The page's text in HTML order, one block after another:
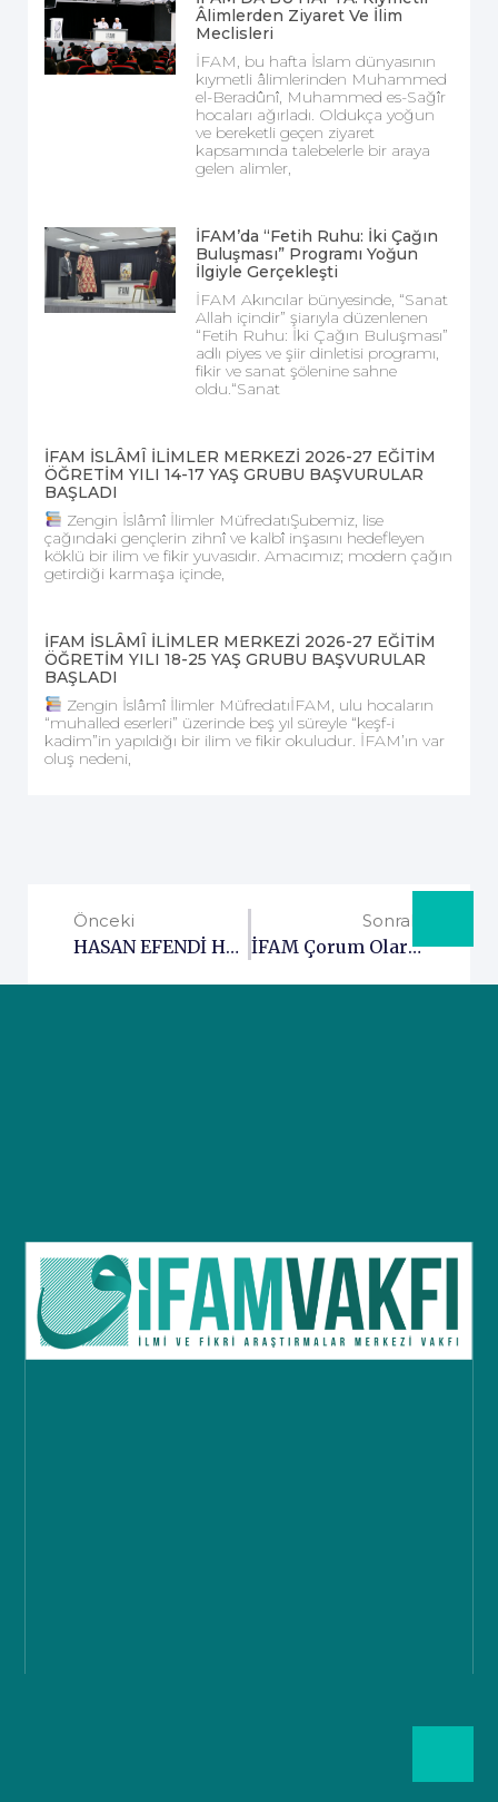
Âlimlerden Ziyaret Ve İlim
Meclisleri
İFAM, bu hafta İslam dünyasının
kıymetli âlimlerinden Muhammed
el-Beradûnî, Muhammed es-Sağîr
hocaları ağırladı. Oldukça yoğun
ve bereketli geçen ziyaret
kapsamında talebelerle bir araya
gelen alimler,
İFAM’da “Fetih Ruhu: İki Çağın
Buluşması” Programı Yoğun
İlgiyle Gerçekleşti
İFAM Akıncılar bünyesinde, “Sanat
Allah içindir” şiarıyla düzenlenen
“Fetih Ruhu: İki Çağın Buluşması”
adlı piyes ve şiir dinletisi programı,
fikir ve sanat şölenine sahne
oldu.“Sanat
İFAM İSLÂMÎ İLİMLER MERKEZİ 2026-27 EĞİTİM
ÖĞRETİM YILI 14-17 YAŞ GRUBU BAŞVURULAR
BAŞLADI
Zengin İslâmî İlimler MüfredatıŞubemiz, lise
çağındaki gençlerin zihnî ve kalbî inşasını hedefleyen
köklü bir ilim ve fikir yuvasıdır. Amacımız; modern çağın
getirdiği karmaşa içinde,
İFAM İSLÂMÎ İLİMLER MERKEZİ 2026-27 EĞİTİM
ÖĞRETİM YILI 18-25 YAŞ GRUBU BAŞVURULAR
BAŞLADI
Zengin İslâmî İlimler MüfredatıİFAM, ulu hocaların
“muhalled eserleri” üzerinde beş yıl süreyle “keşf-i
kadim”in yapıldığı bir ilim ve fikir okuludur. İFAM’ın var
oluş nedeni,
Önceki
HASAN EFENDİ HAZRETLERİ’Nİ DAR-I BEKAYA UĞURLADIK
Sonraki
İFAM Çorum Olarak Katil İsrail’in Refah Saldırısını Telin Ettik